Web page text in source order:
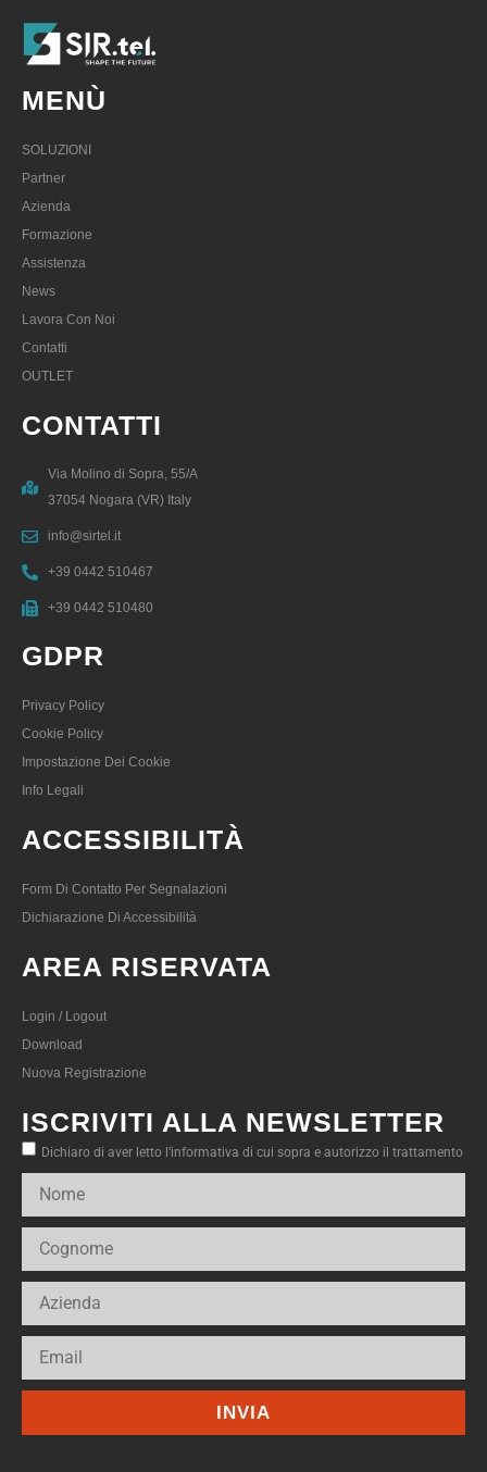
MENÙ
SOLUZIONI
Partner
Azienda
Formazione
Assistenza
News
Lavora Con Noi
Contatti
OUTLET
CONTATTI
Via Molino di Sopra, 55/A
37054 Nogara (VR) Italy
info@sirtel.it
+39 0442 510467
+39 0442 510480
GDPR
Privacy Policy
Cookie Policy
Impostazione Dei Cookie
Info Legali
ACCESSIBILITÀ
Form Di Contatto Per Segnalazioni
Dichiarazione Di Accessibilità
AREA RISERVATA
Login / Logout
Download
Nuova Registrazione
ISCRIVITI ALLA NEWSLETTER
Dichiaro di aver letto l’informativa di cui sopra e autorizzo il trattamento
INVIA